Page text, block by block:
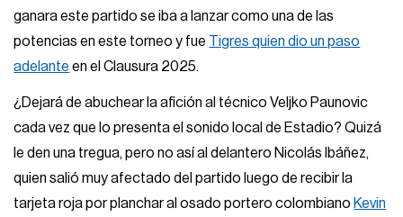
ganara este partido se iba a lanzar como una de las
potencias en este torneo y fue Tigres quien dio un paso
adelante en el Clausura 2025.
¿Dejará de abuchear la afición al técnico Veljko Paunovic
cada vez que lo presenta el sonido local de Estadio? Quizá
le den una tregua, pero no así al delantero Nicolás Ibáñez,
quien salió muy afectado del partido luego de recibir la
tarjeta roja por planchar al osado portero colombiano Kevin